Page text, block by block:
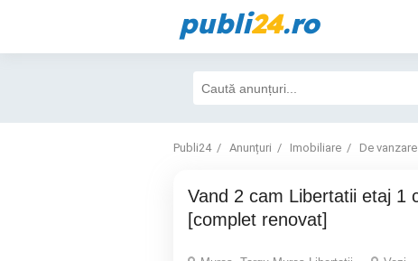
publi24.ro
Publi24 Anunțuri Imobiliare De vanzare
Vand 2 cam Libertatii etaj 1 confort 1
[complet renovat]